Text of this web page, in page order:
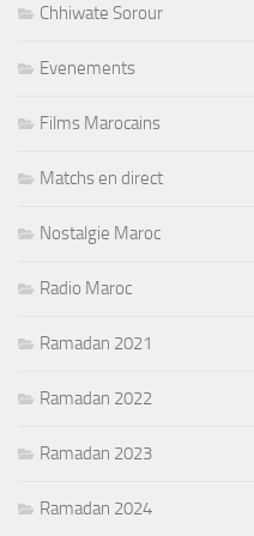
Chhiwate Sorour
Evenements
Films Marocains
Matchs en direct
Nostalgie Maroc
Radio Maroc
Ramadan 2021
Ramadan 2022
Ramadan 2023
Ramadan 2024